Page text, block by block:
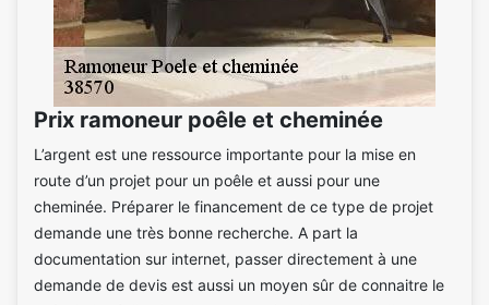
Prix ramoneur poêle et cheminée
L’argent est une ressource importante pour la mise en
route d’un projet pour un poêle et aussi pour une
cheminée. Préparer le financement de ce type de projet
demande une très bonne recherche. A part la
documentation sur internet, passer directement à une
demande de devis est aussi un moyen sûr de connaitre le